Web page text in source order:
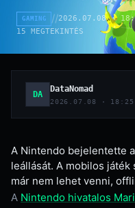
GAMING //2026.07.08 ·
15 MEGTEKINTÉS
DA
DataNomad
2026.07.08 · 18:25
A Nintendo bejelentette
leállását. A mobilos
már nem lehet venni,
A Nintendo hivatalos